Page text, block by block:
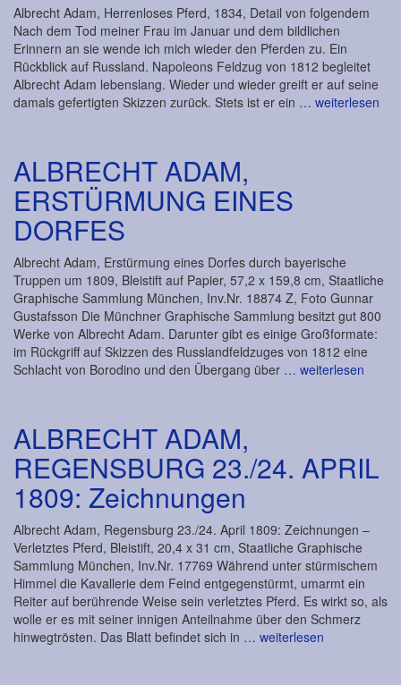
Albrecht Adam, Herrenloses Pferd, 1834, Detail von folgendem
Nach dem Tod meiner Frau im Januar und dem bildlichen
Erinnern an sie wende ich mich wieder den Pferden zu. Ein
Rückblick auf Russland. Napoleons Feldzug von 1812 begleitet
Albrecht Adam lebenslang. Wieder und wieder greift er auf seine
damals gefertigten Skizzen zurück. Stets ist er ein … weiterlesen
ALBRECHT ADAM,
ERSTÜRMUNG EINES
DORFES
Albrecht Adam, Erstürmung eines Dorfes durch bayerische
Truppen um 1809, Bleistift auf Papier, 57,2 x 159,8 cm, Staatliche
Graphische Sammlung München, Inv.Nr. 18874 Z, Foto Gunnar
Gustafsson Die Münchner Graphische Sammlung besitzt gut 800
Werke von Albrecht Adam. Darunter gibt es einige Großformate:
im Rückgriff auf Skizzen des Russlandfeldzuges von 1812 eine
Schlacht von Borodino und den Übergang über … weiterlesen
ALBRECHT ADAM,
REGENSBURG 23./24. APRIL
1809: Zeichnungen
Albrecht Adam, Regensburg 23./24. April 1809: Zeichnungen –
Verletztes Pferd, Bleistift, 20,4 x 31 cm, Staatliche Graphische
Sammlung München, Inv.Nr. 17769 Während unter stürmischem
Himmel die Kavallerie dem Feind entgegenstürmt, umarmt ein
Reiter auf berührende Weise sein verletztes Pferd. Es wirkt so, als
wolle er es mit seiner innigen Anteilnahme über den Schmerz
hinwegtrösten. Das Blatt befindet sich in … weiterlesen